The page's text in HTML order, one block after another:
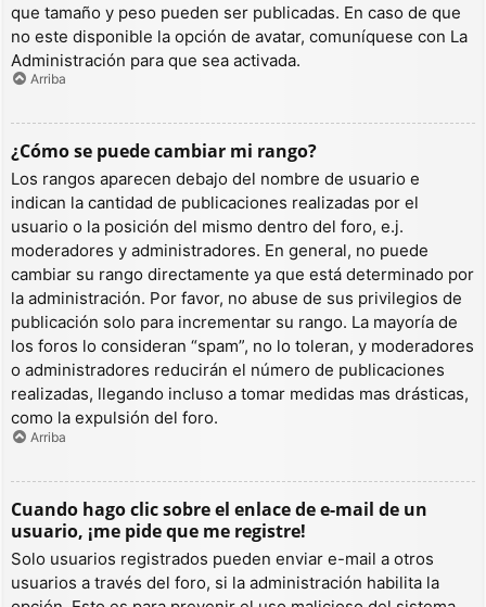
que tamaño y peso pueden ser publicadas. En caso de que
no este disponible la opción de avatar, comuníquese con La
Administración para que sea activada.
Arriba
¿Cómo se puede cambiar mi rango?
Los rangos aparecen debajo del nombre de usuario e
indican la cantidad de publicaciones realizadas por el
usuario o la posición del mismo dentro del foro, e.j.
moderadores y administradores. En general, no puede
cambiar su rango directamente ya que está determinado por
la administración. Por favor, no abuse de sus privilegios de
publicación solo para incrementar su rango. La mayoría de
los foros lo consideran “spam”, no lo toleran, y moderadores
o administradores reducirán el número de publicaciones
realizadas, llegando incluso a tomar medidas mas drásticas,
como la expulsión del foro.
Arriba
Cuando hago clic sobre el enlace de e-mail de un
usuario, ¡me pide que me registre!
Solo usuarios registrados pueden enviar e-mail a otros
usuarios a través del foro, si la administración habilita la